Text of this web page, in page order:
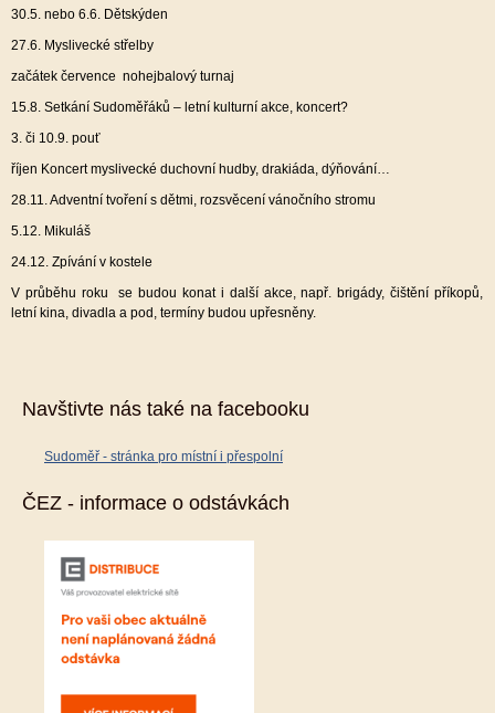
30.5. nebo 6.6. Dětskýden
27.6. Myslivecké střelby
začátek července nohejbalový turnaj
15.8. Setkání Sudoměřáků – letní kulturní akce, koncert?
3. či 10.9. pouť
říjen Koncert myslivecké duchovní hudby, drakiáda, dýňování…
28.11. Adventní tvoření s dětmi, rozsvěcení vánočního stromu
5.12. Mikuláš
24.12. Zpívání v kostele
V průběhu roku se budou konat i další akce, např. brigády, čištění příkopů,
letní kina, divadla a pod, termíny budou upřesněny.
Navštivte nás také na facebooku
Sudoměř - stránka pro místní i přespolní
ČEZ - informace o odstávkách